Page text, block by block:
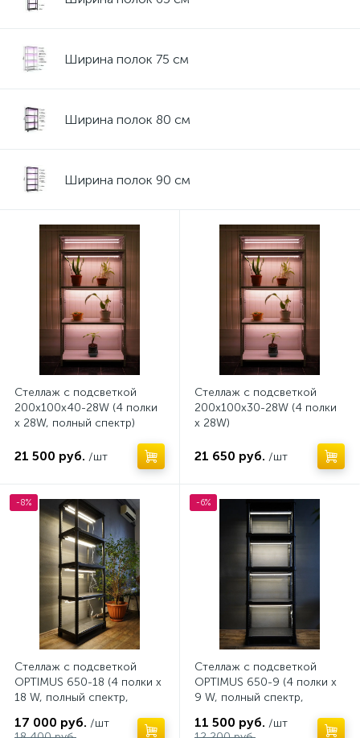
Ширина полок 75 см
Ширина полок 80 см
Ширина полок 90 см
Стеллаж с подсветкой
200х100х40-28W (4 полки
х 28W, полный спектр)
21 500 руб. /шт
Стеллаж с подсветкой
200х100х30-28W (4 полки
х 28W)
21 650 руб. /шт
-8%
Стеллаж с подсветкой
OPTIMUS 650-18 (4 полки х
18 W, полный спектр,
17 000 руб. /шт
-6%
Стеллаж с подсветкой
OPTIMUS 650-9 (4 полки х
9 W, полный спектр,
11 500 руб. /шт